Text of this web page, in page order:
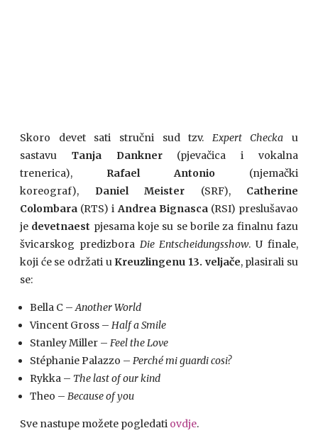
Skoro devet sati stručni sud tzv. Expert Checka u
sastavu Tanja Dankner(pjevačica i vokalna
trenerica), Rafael Antonio (njemački
koreograf), Daniel Meister (SRF),Catherine
Colombara (RTS) iAndrea Bignasca (RSI) preslušavao
je devetnaest pjesama koje su se borile za finalnu fazu
švicarskog predizbora Die Entscheidungsshow. U finale,
koji će se održati u Kreuzlingenu 13. veljače, plasirali su
se:
Bella C –Another World
Vincent Gross – Half a Smile
Stanley Miller – Feel the Love
Stéphanie Palazzo – Perché mi guardi cosi?
Rykka – The last of our kind
Theo – Because of you
Sve nastupe možete pogledati ovdje.